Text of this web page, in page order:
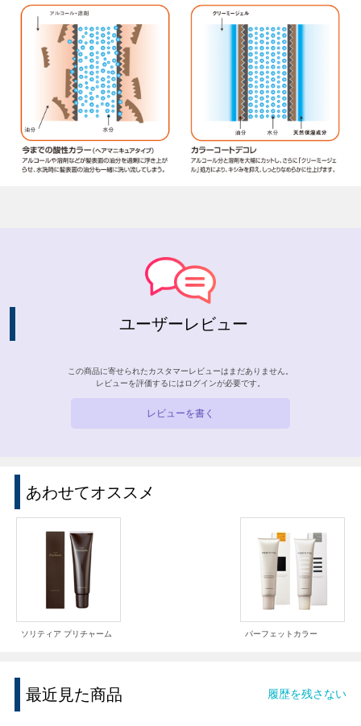
ユーザーレビュー
この商品に寄せられたカスタマーレビューはまだありません。
レビューを評価するには ログインが必要です。
レビューを書く
あわせてオススメ
ソリティア プリチャーム パーフェットカラー
最近見た商品 履歴を残さない